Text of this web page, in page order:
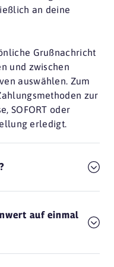
an deine
Grußnachricht
und zwischen
auswählen. Zum
zur
SOFORT oder
erledigt.
auf einmal